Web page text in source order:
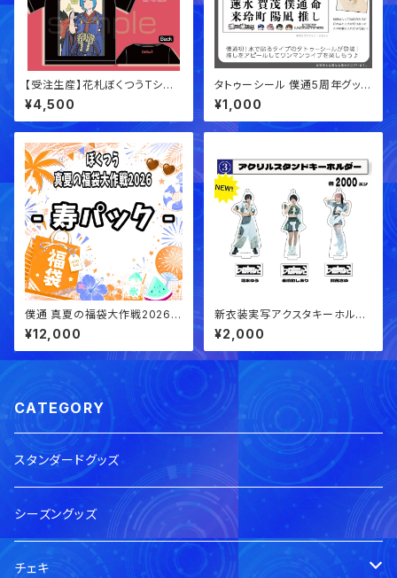
【受注生産】花札ぼくつうTシャ
ツ！
¥4,500
タトゥーシール 僕通5周年グッズ
【事後通販】
¥1,000
僕通 真夏の福袋大作戦2026
⚡︎⚡︎ 《寿パック》
¥12,000
新衣装実写アクスタキーホルダ
ー
¥2,000
CATEGORY
スタンダードグッズ
シーズングッズ
チェキ